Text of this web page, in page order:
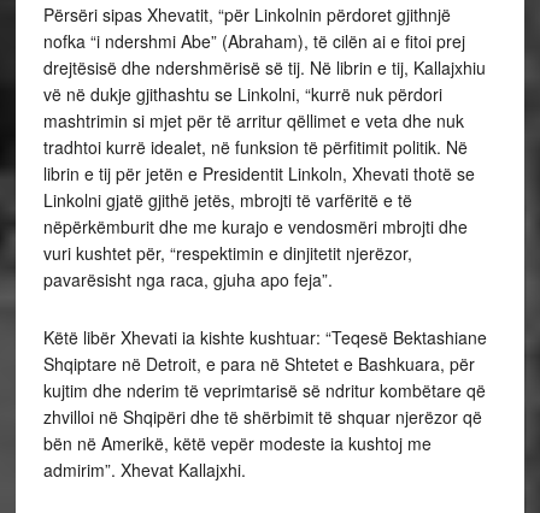
Përsëri sipas Xhevatit, “për Linkolnin përdoret gjithnjë
nofka “i ndershmi Abe” (Abraham), të cilën ai e fitoi prej
drejtësisë dhe ndershmërisë së tij. Në librin e tij, Kallajxhiu
vë në dukje gjithashtu se Linkolni, “kurrë nuk përdori
mashtrimin si mjet për të arritur qëllimet e veta dhe nuk
tradhtoi kurrë idealet, në funksion të përfitimit politik. Në
librin e tij për jetën e Presidentit Linkoln, Xhevati thotë se
Linkolni gjatë gjithë jetës, mbrojti të varfëritë e të
nëpërkëmburit dhe me kurajo e vendosmëri mbrojti dhe
vuri kushtet për, “respektimin e dinjitetit njerëzor,
pavarësisht nga raca, gjuha apo feja”.
Këtë libër Xhevati ia kishte kushtuar: “Teqesë Bektashiane
Shqiptare në Detroit, e para në Shtetet e Bashkuara, për
kujtim dhe nderim të veprimtarisë së ndritur kombëtare që
zhvilloi në Shqipëri dhe të shërbimit të shquar njerëzor që
bën në Amerikë, këtë vepër modeste ia kushtoj me
admirim”. Xhevat Kallajxhi.